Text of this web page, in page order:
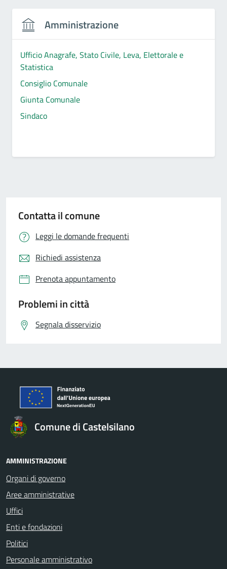
Amministrazione
Ufficio Anagrafe, Stato Civile, Leva, Elettorale e
Statistica
Consiglio Comunale
Giunta Comunale
Sindaco
Contatta il comune
Leggi le domande frequenti
Richiedi assistenza
Prenota appuntamento
Problemi in città
Segnala disservizio
Comune di Castelsilano
AMMINISTRAZIONE
Organi di governo
Aree amministrative
Uffici
Enti e fondazioni
Politici
Personale amministrativo